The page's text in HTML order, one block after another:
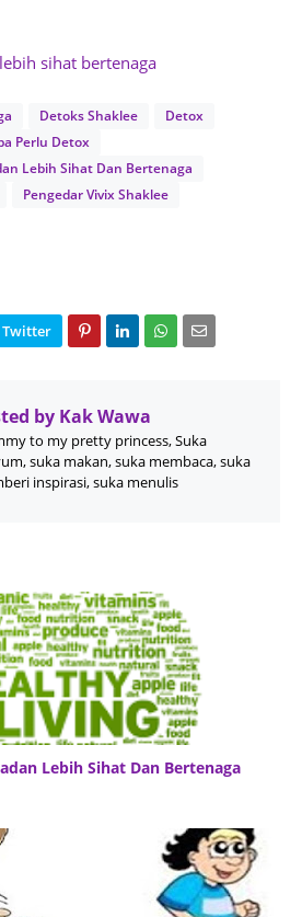
sihat bertenaga
Detoks Shaklee
Detox
Perlu Detox
Lebih Sihat Dan Bertenaga
Pengedar Vivix Shaklee
by Kak Wawa
to my pretty princess, Suka
suka makan, suka membaca, suka
inspirasi, suka menulis
Lebih Sihat Dan Bertenaga